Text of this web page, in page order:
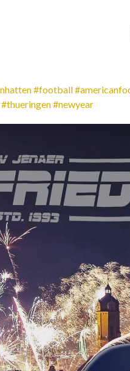
#football
#thueringen#newyear